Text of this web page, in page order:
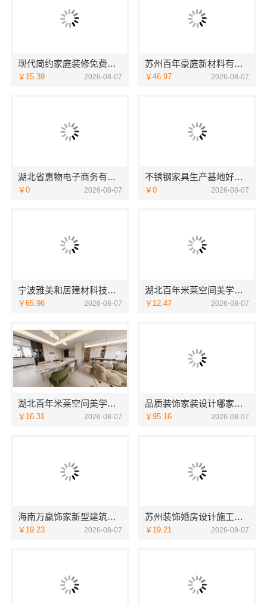
现代简约家庭装修免费设计落地福建尚艺空间新材料科技有限公司
￥15.39 2026-08-07
苏州百年豪庭新材料有限公司相城靠谱家装就近服务
￥46.97 2026-08-07
湖北省惠物电子商务有限公司小型生鲜食品代理商价格
￥0 2026-08-07
不锈钢家具生产基地好不好？江苏东钢金属科技有限公司探厂
￥0 2026-08-07
宁波雅美和居建材科技有限公司老牌家装设计施工对接渠道
￥65.96 2026-08-07
湖北百年米莱空间美学装饰材料有限公司襄阳设计装修轻奢风
￥12.47 2026-08-07
湖北百年米莱空间美学装饰材料有限公司荆州装修公司婚房
￥16.31 2026-08-07
品质装饰家装设计哪家好？佛山市雅居美家装饰源头直供品质优
￥95.16 2026-08-07
海南万赢饰家新型建筑材料有限公：刚需简约装修工期提速
￥19.23 2026-08-07
苏州装饰婚房设计施工一体化，苏州兔哥哥智装新材料有限公司专业打造
￥19.21 2026-08-07